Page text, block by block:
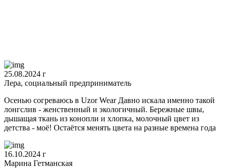
25.08.2024 г
Лера, социальный предприниматель
Осенью согреваюсь в Uzor Wear Давно искала именно такой
лонгслив - женственный и экологичный. Бережные швы,
дышащая ткань из конопли и хлопка, молочный цвет из
детства - моё! Остаётся менять цвета на разные времена года
16.10.2024 г
Марина Гетманская